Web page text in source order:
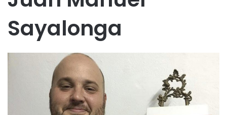
Sayalonga